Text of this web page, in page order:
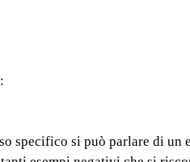
specifico si può parlare di un